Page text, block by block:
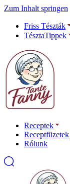
Zum Inhalt springen
Friss Tészták
TésztaTippek
Receptek
Receptfüzetek
Rólunk